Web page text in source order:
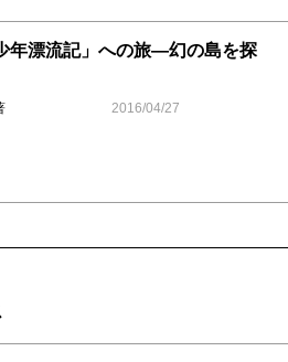
年漂流記」への旅―幻の島を探
2016/04/27